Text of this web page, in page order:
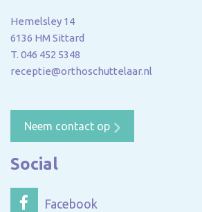
Hemelsley 14
6136 HM Sittard
T. 046 452 5348
receptie@orthoschuttelaar.nl
Neem contact op
Social
Facebook